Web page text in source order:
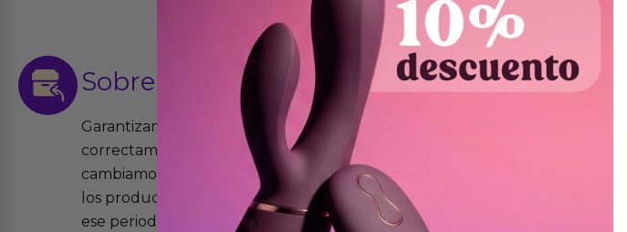
Sobre las devoluciones
Garantizamos que los productos que vendemos funcionan
correctamente y que si tienen algún defecto de fabricación te lo
cambiamos sin costo alguno. La ley de 2 años de garantía significa que
los productos tienen garantía contra defectos de fabricación durante
ese periodo pero no por mal uso o uso indebido.